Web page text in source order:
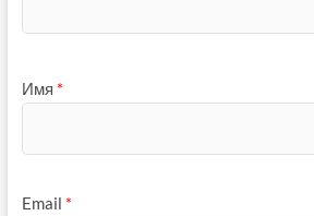
Имя *
Email *